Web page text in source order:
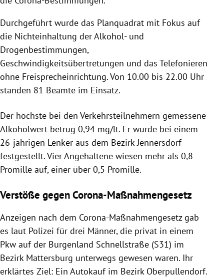
Durchgeführt wurde das Planquadrat mit Fokus auf
die Nichteinhaltung der Alkohol- und
Drogenbestimmungen,
Geschwindigkeitsübertretungen und das Telefonieren
ohne Freisprecheinrichtung. Von 10.00 bis 22.00 Uhr
standen 81 Beamte im Einsatz.
Der höchste bei den Verkehrsteilnehmern gemessene
Alkoholwert betrug 0,94 mg/lt. Er wurde bei einem
26-jährigen Lenker aus dem Bezirk Jennersdorf
festgestellt. Vier Angehaltene wiesen mehr als 0,8
Promille auf, einer über 0,5 Promille.
Verstöße gegen Corona-Maßnahmengesetz
Anzeigen nach dem Corona-Maßnahmengesetz gab
es laut Polizei für drei Männer, die privat in einem
Pkw auf der Burgenland Schnellstraße (S31) im
Bezirk Mattersburg unterwegs gewesen waren. Ihr
erklärtes Ziel: Ein Autokauf im Bezirk Oberpullendorf.